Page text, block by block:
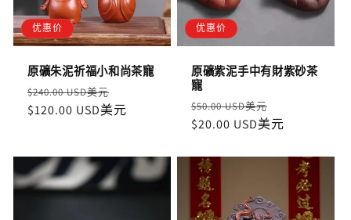
优惠价
原礦朱泥祈福小和尚茶寵
定
價
$240.00 USD美元
價
$120.00 USD美元
优惠价
原礦紫泥手中有財紫砂茶
寵
定
價
$50.00 USD美元
價
$20.00 USD美元